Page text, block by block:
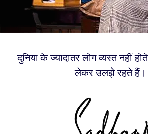
दुनिया के ज्यादातर लोग व्यस्त नहीं
लेकर उलझे रहते हैं।